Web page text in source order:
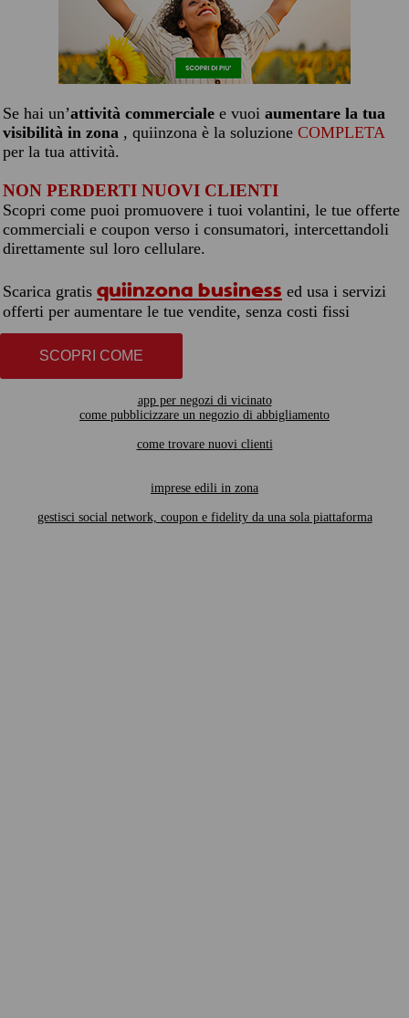
Se hai un’attività commerciale e vuoi aumentare la tua
visibilità in zona , quiinzona è la soluzione COMPLETA
per la tua attività.
NON PERDERTI NUOVI CLIENTI
Scopri come puoi promuovere i tuoi volantini, le tue offerte
commerciali e coupon verso i consumatori, intercettandoli
direttamente sul loro cellulare.
Scarica gratis quiinzona business ed usa i servizi
offerti per aumentare le tue vendite, senza costi fissi
SCOPRI COME
app per negozi di vicinato
come pubblicizzare un negozio di abbigliamento
come trovare nuovi clienti
imprese edili in zona
gestisci social network, coupon e fidelity da una sola piattaforma